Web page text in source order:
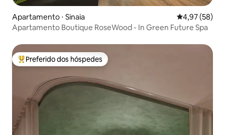
Apartamento ⋅ Sinaia 4,97 de uma
4,97 (58)
Apartamento Boutique RoseWood - In Green Future Spa
Entre os melhores preferidos dos hóspedes
Preferido dos hóspedes